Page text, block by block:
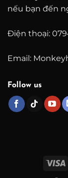
nếu bạn đến
Điện thoại:
Email:
Follow us